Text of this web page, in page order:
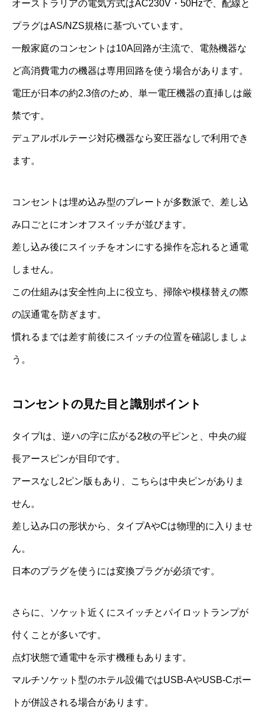
オーストラリアの電気方式はAC230V・50Hzで、配線と
プラグはAS/NZS規格に基づいています。
一般家庭のコンセントは10A回路が主流で、電熱機器な
ど高消費電力の機器は専用回路を使う場合があります。
電圧が日本の約2.3倍のため、単一電圧機器の直挿しは厳
禁です。
デュアルボルテージ対応機器なら変圧器なしで利用でき
ます。
コンセントは埋め込み型のプレートが多数派で、差し込
み口ごとにオンオフスイッチが並びます。
差し込み後にスイッチをオンにする操作を忘れると通電
しません。
この仕組みは安全性向上に役立ち、掃除や模様替えの際
の誤通電を防ぎます。
慣れるまでは差す前後にスイッチの位置を確認しましょ
う。
コンセントの見た目と識別ポイント
タイプIは、逆ハの字に広がる2枚の平ピンと、中央の縦
長アースピンが目印です。
アースなし2ピン版もあり、こちらは中央ピンがありま
せん。
差し込み口の形状から、タイプAやCは物理的に入りませ
ん。
日本のプラグを使うには変換プラグが必須です。
さらに、ソケット近くにスイッチとパイロットランプが
付くことが多いです。
点灯状態で通電中を示す機種もあります。
マルチソケット型のホテル設備ではUSB-AやUSB-Cポー
トが併設される場合があります。